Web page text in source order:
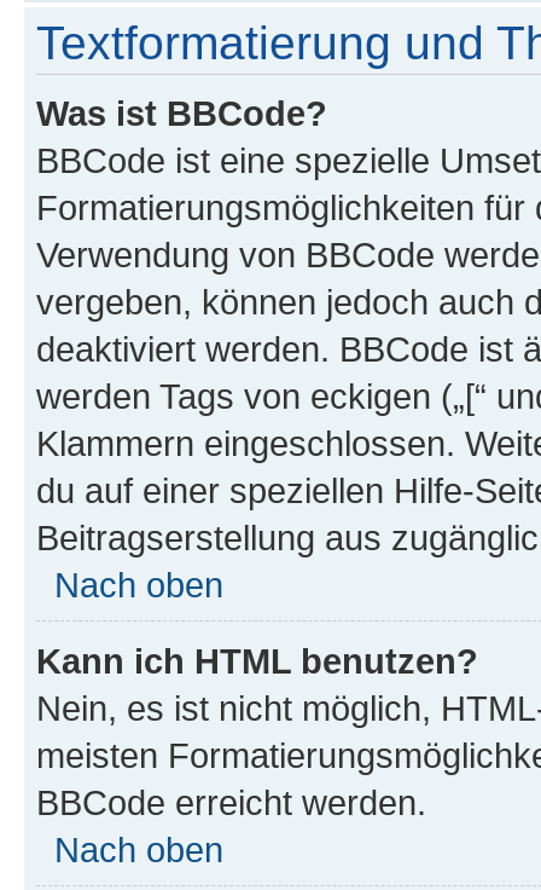
Textformatierung und
Was ist BBCode?
BBCode ist eine spezielle
Formatierungsmöglichkeiten
Verwendung von BBCode
vergeben, können jedoch auch
deaktiviert werden. BBCode ist
werden Tags von eckigen („[“
Klammern eingeschlossen.
du auf einer speziellen Hilfe-
Beitragserstellung aus
Nach oben
Kann ich HTML benutzen?
Nein, es ist nicht möglich,
meisten
BBCode erreicht werden.
Nach oben